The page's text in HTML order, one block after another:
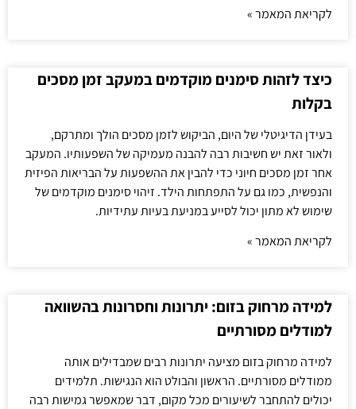
לקריאת המאמר »
כיצד לזהות סימנים מוקדמים במעקב זמן מסכים
בקלות
בעידן הדיגיטלי של היום, הביקוש לזמן מסכים הולך ומתרקם,
ולאור זאת יש חשיבות רבה להבנה מעמיקה של השפעותיו. המעקב
אחר זמן מסכים חיוני כדי להבין את ההשפעות על הבריאות הפיזית
והנפשית, כמו גם על התפתחות הילד. זיהוי סימנים מוקדמים של
שימוש לא מתון יכול לסייע במניעת בעיות עתידיות.
לקריאת המאמר »
למידה מרחוק בזום: יתרונות וחסרונות בהשוואה
למודלים מסורתיים
למידה מרחוק בזום מציעה יתרונות רבים שמבדילים אותה
ממודלים מסורתיים. הראשון והבולט הוא הנגישות. תלמידים
יכולים להתחבר לשיעורים מכל מקום, דבר שמאפשר גמישות רבה